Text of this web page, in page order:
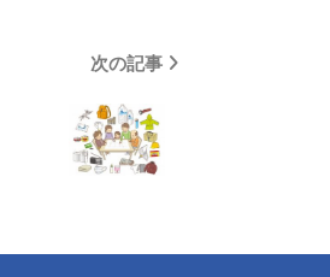
次の記事